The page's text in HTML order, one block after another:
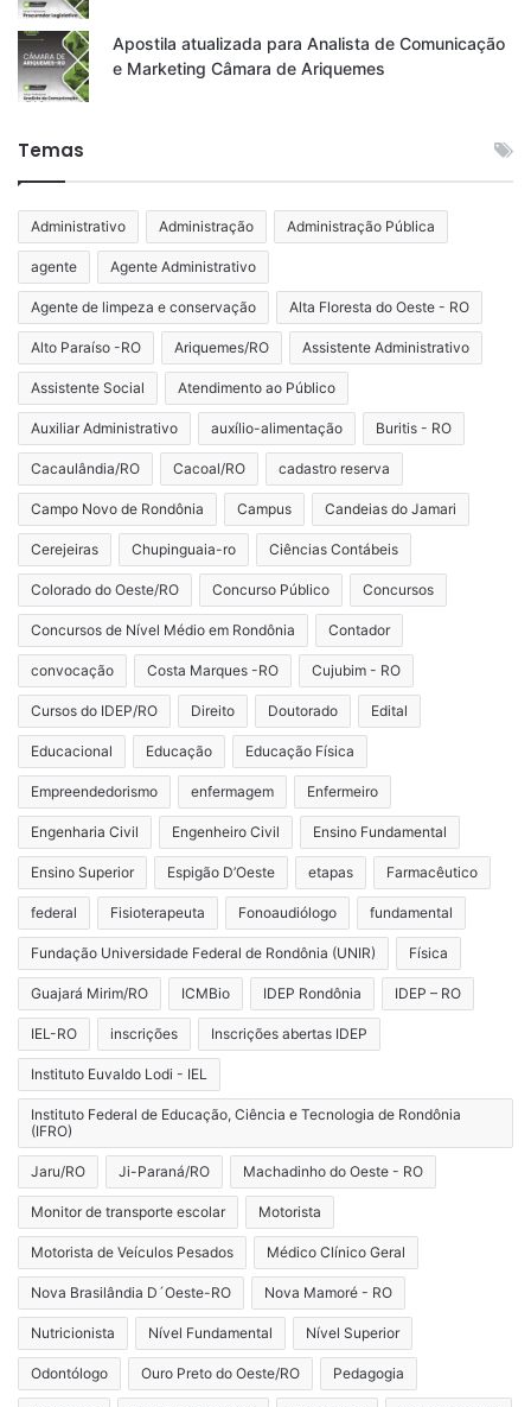
Apostila atualizada para Analista de Comunicação
e Marketing Câmara de Ariquemes
Temas
Administrativo Administração Administração Pública
agente Agente Administrativo
Agente de limpeza e conservação Alta Floresta do Oeste - RO
Alto Paraíso -RO Ariquemes/RO Assistente Administrativo
Assistente Social Atendimento ao Público
Auxiliar Administrativo auxílio-alimentação Buritis - RO
Cacaulândia/RO Cacoal/RO cadastro reserva
Campo Novo de Rondônia Campus Candeias do Jamari
Cerejeiras Chupinguaia-ro Ciências Contábeis
Colorado do Oeste/RO Concurso Público Concursos
Concursos de Nível Médio em Rondônia Contador
convocação Costa Marques -RO Cujubim - RO
Cursos do IDEP/RO Direito Doutorado Edital
Educacional Educação Educação Física
Empreendedorismo enfermagem Enfermeiro
Engenharia Civil Engenheiro Civil Ensino Fundamental
Ensino Superior Espigão D’Oeste etapas Farmacêutico
federal Fisioterapeuta Fonoaudiólogo fundamental
Fundação Universidade Federal de Rondônia (UNIR) Física
Guajará Mirim/RO ICMBio IDEP Rondônia IDEP – RO
IEL-RO inscrições Inscrições abertas IDEP
Instituto Euvaldo Lodi - IEL
Instituto Federal de Educação, Ciência e Tecnologia de Rondônia
(IFRO)
Jaru/RO Ji-Paraná/RO Machadinho do Oeste - RO
Monitor de transporte escolar Motorista
Motorista de Veículos Pesados Médico Clínico Geral
Nova Brasilândia D´Oeste-RO Nova Mamoré - RO
Nutricionista Nível Fundamental Nível Superior
Odontólogo Ouro Preto do Oeste/RO Pedagogia